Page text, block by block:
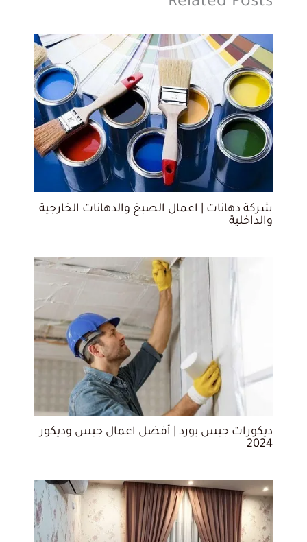
شركة دهانات | اعمال الصبغ والدهانات الخارجية
والداخلية
ديكورات جبس بورد | أفضل اعمال جبس وديكور
2024